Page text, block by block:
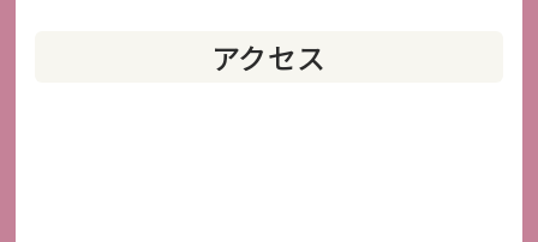
アクセス